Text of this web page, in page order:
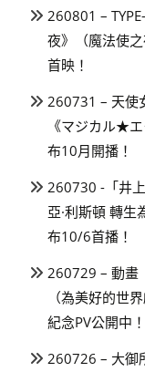
260801 –
夜》（魔法使
首映！
260731 – 天使
《マジカル★
布10月開播！
260730 -「井
亞·利斯頓 轉
布10/6首播！
260729 – 動畫
（為美好的世
紀念PV公開中！
260726 – 大御